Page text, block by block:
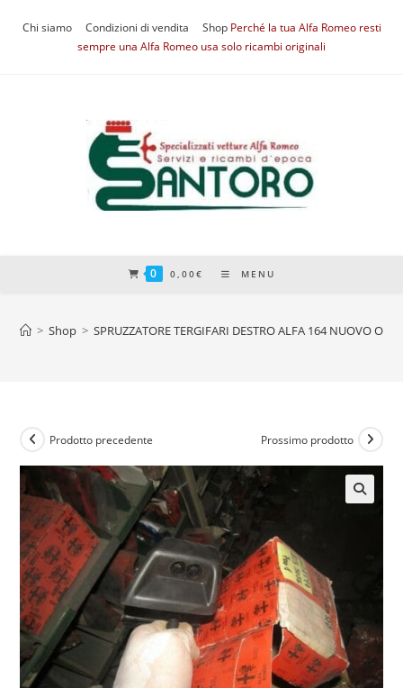
Chi siamo Condizioni di vendita Shop Perché la tua Alfa Romeo resti
sempre una Alfa Romeo usa solo ricambi originali
0 0,00€ MENU
> Shop > SPRUZZATORE TERGIFARI DESTRO ALFA 164 NUOVO
Prodotto precedente Prossimo prodotto